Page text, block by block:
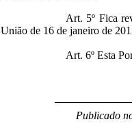
Art. 5º Fica
União de 16 de janeiro de
Art. 6º Esta
Publicado